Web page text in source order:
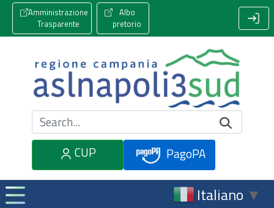
Amministrazione
Trasparente
Albo
pretorio
Cerca nel sito
CUP
PagoPA
Italiano ▼